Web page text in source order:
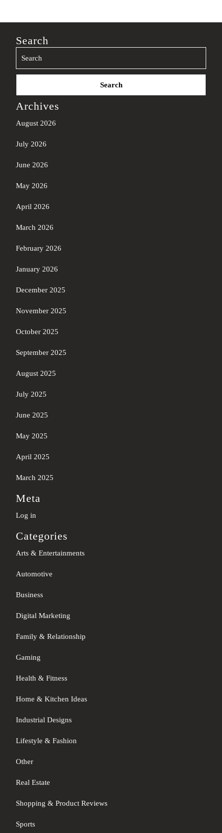
Search
Search
Archives
August 2026
July 2026
June 2026
May 2026
April 2026
March 2026
February 2026
January 2026
December 2025
November 2025
October 2025
September 2025
August 2025
July 2025
June 2025
May 2025
April 2025
March 2025
Meta
Log in
Categories
Arts & Entertainments
Automotive
Business
Digital Marketing
Family & Relationship
Gaming
Health & Fitness
Home & Kitchen Ideas
Industrial Designs
Lifestyle & Fashion
Other
Real Estate
Shopping & Product Reviews
Sports